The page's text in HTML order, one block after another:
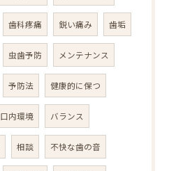
歯科疼痛 鋭い痛み 歯垢
虫歯予防 メンテナンス
予防法 健康的に保つ
口内環境 バランス
相談 不快な歯の音